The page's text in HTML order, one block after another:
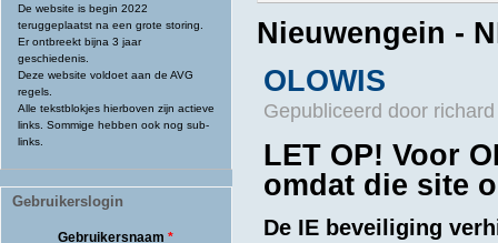
De website is begin 2022
teruggeplaatst na een grote storing.
Er ontbreekt bijna 3 jaar
geschiedenis.
Deze website voldoet aan de AVG
regels.
Alle tekstblokjes hierboven zijn actieve
links. Sommige hebben ook nog sub-
links.
Gebruikerslogin
Gebruikersnaam*
Nieuwengein -
OLOWIS
Gepubliceerd door
LET OP! Voor
omdat die site
De IE beveiliging